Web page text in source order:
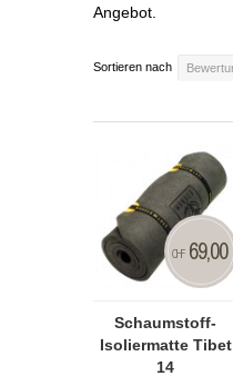
Angebot.
Sortieren nach
Schaumstoff-
Isoliermatte Tibet
14
CHF 69,00